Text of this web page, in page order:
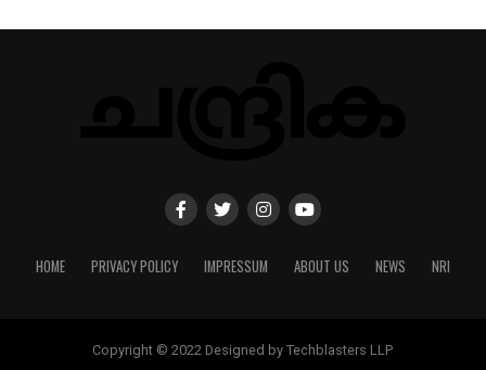
HOME PRIVACY POLICY IMPRESSUM ABOUT US NEWS NRI
Copyright © 2022 Designed by Techblasters LLP